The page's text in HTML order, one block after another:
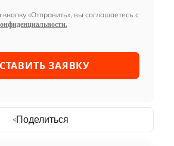
«Отправить», вы соглашаетесь с
Поделиться